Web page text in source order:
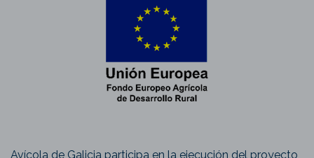
Avícola de Galicia participa en la ejecución del proyecto